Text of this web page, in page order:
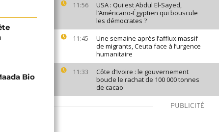
11:56
USA : Qui est Abdul El-Sayed,
l’Américano-Égyptien qui bouscule
les démocrates ?
11:45
Une semaine après l’afflux massif
de migrants, Ceuta face à l’urgence
humanitaire
11:33
Côte d’Ivoire : le gouvernement
boucle le rachat de 100 000 tonnes
de cacao
PUBLICITÉ
Bio